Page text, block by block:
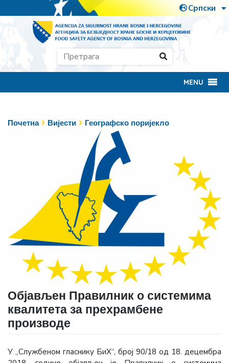
MENU
Почетна Вијести Географско поријекло
Објављен Правилник о системима
квалитета за прехрамбене
производе
У „Службеном гласнику БиХ“, број 90/18 од 18. децембра